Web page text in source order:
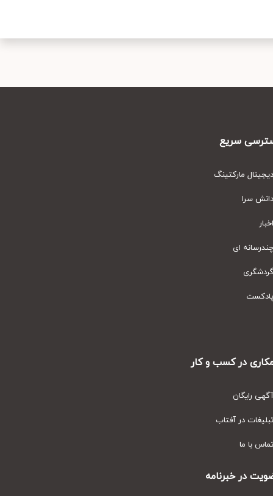
سریع
مارکتینگ
سرا
ای
در کسب و کار
رایگان
در آفتاب
با ما
در خبرنامه